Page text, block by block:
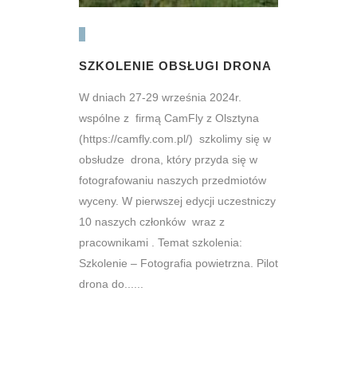
SZKOLENIE OBSŁUGI DRONA
W dniach 27-29 września 2024r.
wspólne z firmą CamFly z Olsztyna
(https://camfly.com.pl/) szkolimy się w
obsłudze drona, który przyda się w
fotografowaniu naszych przedmiotów
wyceny. W pierwszej edycji uczestniczy
10 naszych członków wraz z
pracownikami . Temat szkolenia:
Szkolenie – Fotografia powietrzna. Pilot
drona do......